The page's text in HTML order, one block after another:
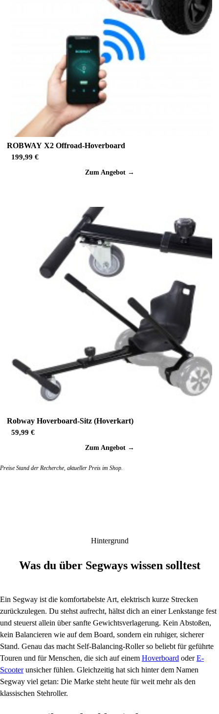
ROBWAY X2 Offroad-Hoverboard
199,99 €
Zum Angebot →
Robway Hoverboard-Sitz (Hoverkart)
59,99 €
Zum Angebot →
Preise Stand der Recherche, aktueller Preis im Shop.
Hintergrund
Was du über Segways wissen solltest
Ein Segway ist die komfortabelste Art, elektrisch kurze Strecken
zurückzulegen. Du stehst aufrecht, hältst dich an einer Lenkstange fest
und steuerst allein über sanfte Gewichtsverlagerung. Kein Abstoßen,
kein Balancieren wie auf dem Board, sondern ein ruhiger, sicherer
Stand. Genau das macht Self-Balancing-Roller so beliebt für geführte
Touren und für Menschen, die sich auf einem Hoverboard oderE-
Scooterunsicher fühlen. Gleichzeitig hat sich hinter dem Namen
Segway viel getan: Die Marke steht heute für weit mehr als den
klassischen Stehroller.